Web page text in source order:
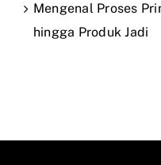
Mengenal Proses
hingga Produk Jadi